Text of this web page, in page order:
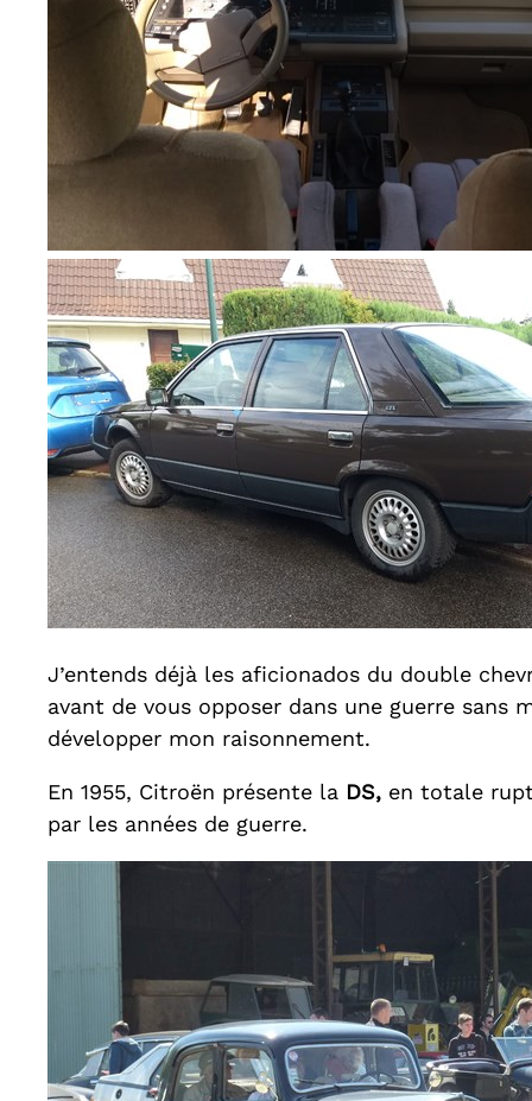
J’entends déjà les aficionados du double
avant de vous opposer dans une guerre
développer mon raisonnement.
En 1955, Citroën présente la DS, en totale
par les années de guerre.